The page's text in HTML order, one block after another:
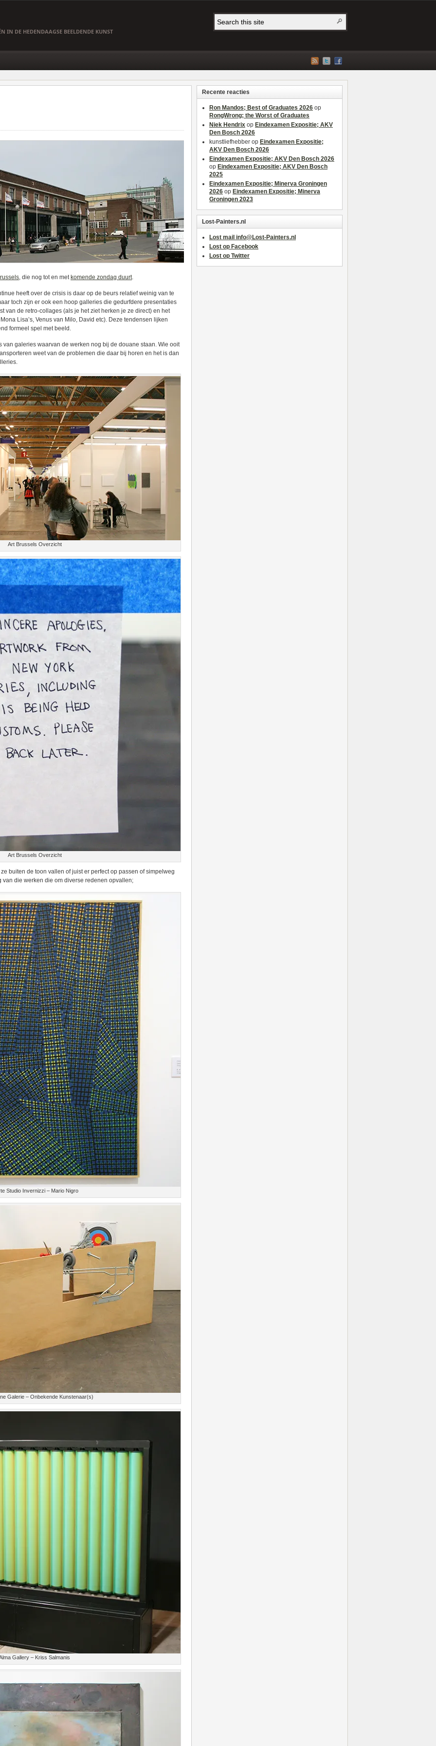
IN DE HEDENDAAGSE BEELDENDE KUNST
, die nog tot en met komende zondag duurt.
heeft over de crisis is daar op de beurs relatief weinig van te
toch zijn er ook een hoop galleries die gedurfdere presentaties
van de retro-collages (als je het ziet herken je ze direct) en het
Lisa’s, Venus van Milo, David etc). Deze tendensen lijken
formeel spel met beeld.
galeries waarvan de werken nog bij de douane staan. Wie ooit
weet van de problemen die daar bij horen en het is dan
Art Brussels Overzicht
Art Brussels Overzicht
buiten de toon vallen of juist er perfect op passen of simpelweg
die werken die om diverse redenen opvallen;
Studio Invernizzi – Mario Nigro
Galerie – Onbekende Kunstenaar(s)
Gallery – Kriss Salmanis
Recente reacties
Ron Mandos; Best of Graduates 2026 op
RongWrong; the Worst of Graduates
Niek Hendrix op Eindexamen Expositie; AKV
Den Bosch 2026
kunstliefhebber op Eindexamen Expositie;
AKV Den Bosch 2026
Eindexamen Expositie; AKV Den Bosch 2026
op Eindexamen Expositie; AKV Den Bosch
2025
Eindexamen Expositie; Minerva Groningen
2026 op Eindexamen Expositie; Minerva
Groningen 2023
Lost-Painters.nl
Lost mail info@Lost-Painters.nl
Lost op Facebook
Lost op Twitter